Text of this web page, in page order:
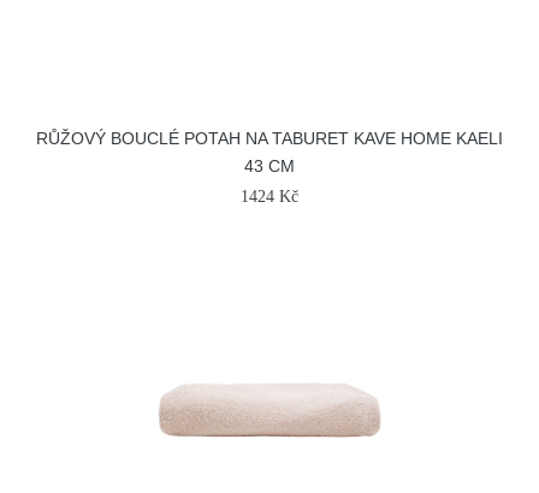
RŮŽOVÝ BOUCLÉ POTAH NA TABURET KAVE HOME KAELI
43 CM
1424 Kč